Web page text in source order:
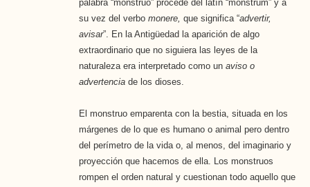
palabra “monstruo” procede del latín “monstrum” y a
su vez del verbo monere, que significa “advertir,
avisar”. En la Antigüedad la aparición de algo
extraordinario que no siguiera las leyes de la
naturaleza era interpretado como un aviso o
advertencia de los dioses.
El monstruo emparenta con la bestia, situada en los
márgenes de lo que es humano o animal pero dentro
del perímetro de la vida o, al menos, del imaginario y
proyección que hacemos de ella. Los monstruos
rompen el orden natural y cuestionan todo aquello que